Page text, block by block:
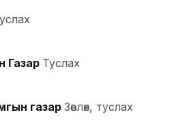
Газар Туслах
газар Зөвлөх, туслах